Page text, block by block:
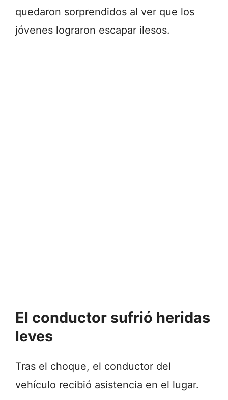
quedaron sorprendidos al ver que los
jóvenes lograron escapar ilesos.
El conductor sufrió heridas
leves
Tras el choque, el conductor del
vehículo recibió asistencia en el lugar.